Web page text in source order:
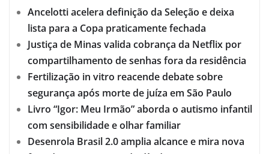
Ancelotti acelera definição da Seleção e deixa
lista para a Copa praticamente fechada
Justiça de Minas valida cobrança da Netflix por
compartilhamento de senhas fora da residência
Fertilização in vitro reacende debate sobre
segurança após morte de juíza em São Paulo
Livro “Igor: Meu Irmão” aborda o autismo infantil
com sensibilidade e olhar familiar
Desenrola Brasil 2.0 amplia alcance e mira nova